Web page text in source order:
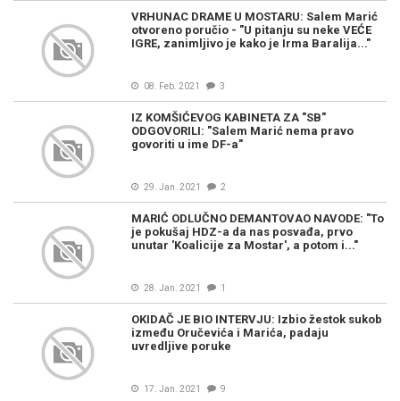
VRHUNAC DRAME U MOSTARU: Salem Marić
otvoreno poručio - "U pitanju su neke VEĆE
IGRE, zanimljivo je kako je Irma Baralija..."
08. Feb. 2021 3
IZ KOMŠIĆEVOG KABINETA ZA "SB"
ODGOVORILI: "Salem Marić nema pravo
govoriti u ime DF-a"
29. Jan. 2021 2
MARIĆ ODLUČNO DEMANTOVAO NAVODE: "To
je pokušaj HDZ-a da nas posvađa, prvo
unutar 'Koalicije za Mostar', a potom i..."
28. Jan. 2021 1
OKIDAČ JE BIO INTERVJU: Izbio žestok sukob
između Oručevića i Marića, padaju
uvredljive poruke
17. Jan. 2021 9